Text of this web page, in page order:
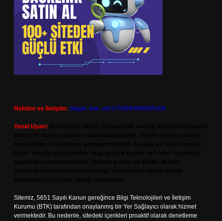
Reklam ve İletişim: Skype: live:.cid.575569c608265c69
Yasal Uyarı:
Sitemiz, 5651 Sayılı Kanun gereğince Bilgi Teknolojileri ve İletişim
Kurumu (BTK) tarafından onaylanmış bir Yer Sağlayıcı olarak hizmet
vermektedir. Bu nedenle, sitedeki içerikleri proaktif olarak denetleme